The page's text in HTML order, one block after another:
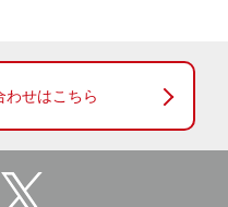
わせはこちら